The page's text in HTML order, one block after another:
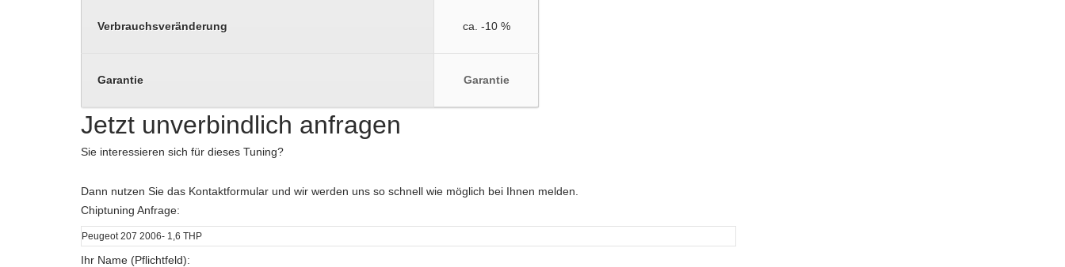
Verbrauchsveränderung ca. -10 %
Garantie Garantie
Jetzt unverbindlich anfragen
Sie interessieren sich für dieses Tuning?
Dann nutzen Sie das Kontaktformular und wir werden uns so schnell wie möglich bei Ihnen melden.
Chiptuning Anfrage:
Ihr Name (Pflichtfeld):